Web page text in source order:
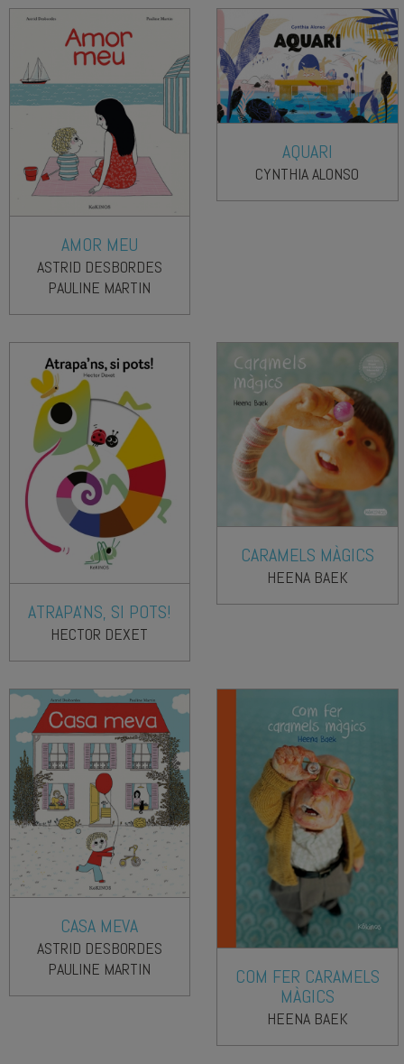
AMOR MEU
ASTRID DESBORDES
PAULINE MARTIN
AQUARI
CYNTHIA ALONSO
ATRAPA'NS, SI POTS!
HECTOR DEXET
CARAMELS MÀGICS
HEENA BAEK
CASA MEVA
ASTRID DESBORDES
PAULINE MARTIN
COM FER CARAMELS
MÀGICS
HEENA BAEK